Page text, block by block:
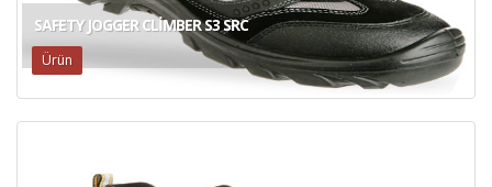
SAFETY JOGGER CLIMBER S3 SRC
Ürün